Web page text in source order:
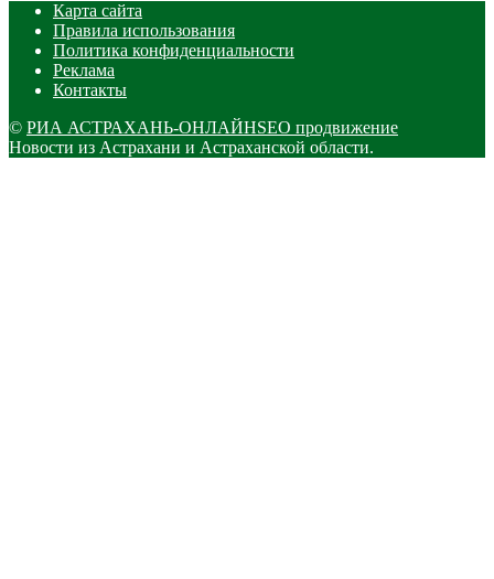
Карта сайта
Правила использования
Политика конфиденциальности
Реклама
Контакты
© РИА АСТРАХАНЬ-ОНЛАЙНSEO продвижение
Новости из Астрахани и Астраханской области.